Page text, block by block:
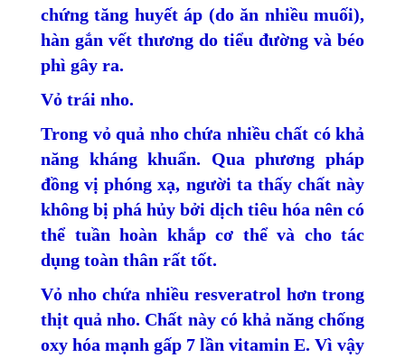
chứng tăng huyết áp (do ăn nhiều muối),
hàn gắn vết thương do tiểu đường và béo
phì gây ra.
Vỏ trái nho.
Trong vỏ quả nho chứa nhiều chất có khả
năng kháng khuẩn. Qua phương pháp
đồng vị phóng xạ, người ta thấy chất này
không bị phá hủy bởi dịch tiêu hóa nên có
thể tuần hoàn khắp cơ thể và cho tác
dụng toàn thân rất tốt.
Vỏ nho chứa nhiều resveratrol hơn trong
thịt quả nho. Chất này có khả năng chống
oxy hóa mạnh gấp 7 lần vitamin E. Vì vậy